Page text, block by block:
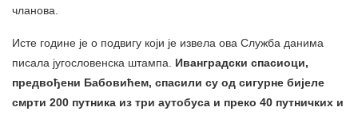
чланова.
Исте године је о подвигу који је извела ова Служба данима
писала југословенска штампа. Иванградски спасиоци,
предвођени Бабовићем, спасили су од сигурне бијеле
смрти 200 путника из три аутобуса и преко 40 путничких и